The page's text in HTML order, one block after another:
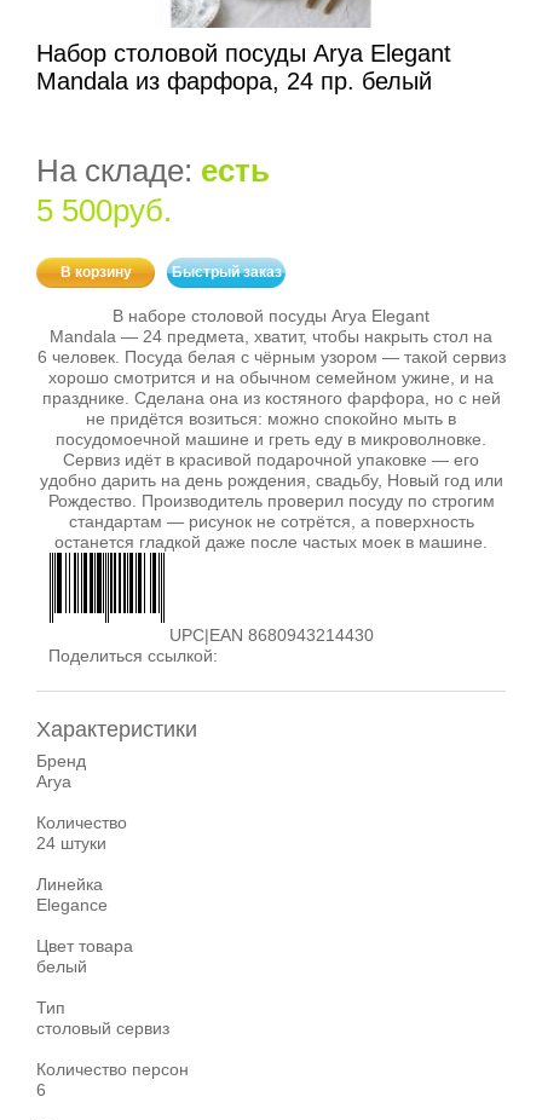
Набор столовой посуды Arya Elegant
Mandala из фарфора, 24 пр. белый
На складе: есть
5 500руб.
В корзину Быстрый заказ
В наборе столовой посуды Arya Elegant
Mandala — 24 предмета, хватит, чтобы накрыть стол на
6 человек. Посуда белая с чёрным узором — такой сервиз
хорошо смотрится и на обычном семейном ужине, и на
празднике. Сделана она из костяного фарфора, но с ней
не придётся возиться: можно спокойно мыть в
посудомоечной машине и греть еду в микроволновке.
Сервиз идёт в красивой подарочной упаковке — его
удобно дарить на день рождения, свадьбу, Новый год или
Рождество. Производитель проверил посуду по строгим
стандартам — рисунок не сотрётся, а поверхность
останется гладкой даже после частых моек в машине.
UPC|EAN 8680943214430
Поделиться ссылкой:
Характеристики
Бренд
Arya
Количество
24 штуки
Линейка
Elegance
Цвет товара
белый
Тип
столовый сервиз
Количество персон
6